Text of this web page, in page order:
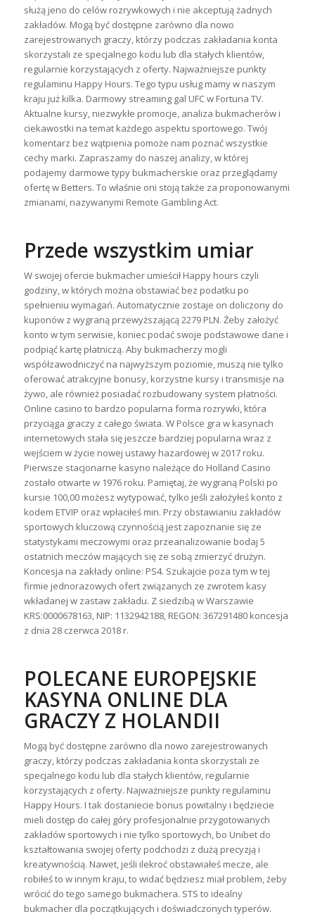
służą jeno do celów rozrywkowych i nie akceptują żadnych
zakładów. Mogą być dostępne zarówno dla nowo
zarejestrowanych graczy, którzy podczas zakładania konta
skorzystali ze specjalnego kodu lub dla stałych klientów,
regularnie korzystających z oferty. Najważniejsze punkty
regulaminu Happy Hours. Tego typu usług mamy w naszym
kraju już kilka. Darmowy streaming gal UFC w Fortuna TV.
Aktualne kursy, niezwykłe promocje, analiza bukmacherów i
ciekawostki na temat każdego aspektu sportowego. Twój
komentarz bez wątpienia pomoże nam poznać wszystkie
cechy marki. Zapraszamy do naszej analizy, w której
podajemy darmowe typy bukmacherskie oraz przeglądamy
ofertę w Betters. To właśnie oni stoją także za proponowanymi
zmianami, nazywanymi Remote Gambling Act.
Przede wszystkim umiar
W swojej ofercie bukmacher umieścił Happy hours czyli
godziny, w których można obstawiać bez podatku po
spełnieniu wymagań. Automatycznie zostaje on doliczony do
kuponów z wygraną przewyższającą 2279 PLN. Żeby założyć
konto w tym serwisie, koniec podać swoje podstawowe dane i
podpiąć kartę płatniczą. Aby bukmacherzy mogli
współzawodniczyć na najwyższym poziomie, muszą nie tylko
oferować atrakcyjne bonusy, korzystne kursy i transmisje na
żywo, ale również posiadać rozbudowany system płatności.
Online casino to bardzo popularna forma rozrywki, która
przyciąga graczy z całego świata. W Polsce gra w kasynach
internetowych stała się jeszcze bardziej popularna wraz z
wejściem w życie nowej ustawy hazardowej w 2017 roku.
Pierwsze stacjonarne kasyno należące do Holland Casino
zostało otwarte w 1976 roku. Pamiętaj, że wygraną Polski po
kursie 100,00 możesz wytypować, tylko jeśli założyłeś konto z
kodem ETVIP oraz wpłaciłeś min. Przy obstawianiu zakładów
sportowych kluczową czynnością jest zapoznanie się ze
statystykami meczowymi oraz przeanalizowanie bodaj 5
ostatnich meczów mających się ze sobą zmierzyć drużyn.
Koncesja na zakłady online: PS4. Szukajcie poza tym w tej
firmie jednorazowych ofert związanych ze zwrotem kasy
wkładanej w zastaw zakładu. Z siedzibą w Warszawie
KRS:0000678163, NIP: 1132942188, REGON: 367291480 koncesja
z dnia 28 czerwca 2018 r.
POLECANE EUROPEJSKIE
KASYNA ONLINE DLA
GRACZY Z HOLANDII
Mogą być dostępne zarówno dla nowo zarejestrowanych
graczy, którzy podczas zakładania konta skorzystali ze
specjalnego kodu lub dla stałych klientów, regularnie
korzystających z oferty. Najważniejsze punkty regulaminu
Happy Hours. I tak dostaniecie bonus powitalny i będziecie
mieli dostęp do całej góry profesjonalnie przygotowanych
zakładów sportowych i nie tylko sportowych, bo Unibet do
kształtowania swojej oferty podchodzi z dużą precyzją i
kreatywnością. Nawet, jeśli ilekroć obstawiałeś mecze, ale
robiłeś to w innym kraju, to widać będziesz miał problem, żeby
wrócić do tego samego bukmachera. STS to idealny
bukmacher dla początkujących i doświadczonych typerów.